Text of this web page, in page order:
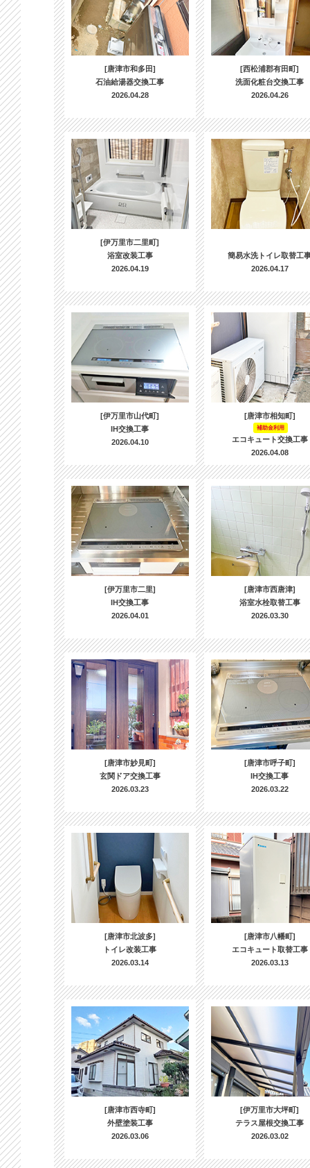
[唐津市和多田]
石油給湯器交換工事
2026.04.28
[西松浦郡有田町]
洗面化粧台交換工事
2026.04.26
[伊万里市二里町]
浴室改装工事
2026.04.19
簡易水洗トイレ取替工
2026.04.17
[伊万里市山代町]
IH交換工事
2026.04.10
[唐津市相知町]
補助金利用
エコキュート交換工事
2026.04.08
[伊万里市二里]
IH交換工事
2026.04.01
[唐津市西唐津]
浴室水栓取替工事
2026.03.30
[唐津市妙見町]
玄関ドア交換工事
2026.03.23
[唐津市呼子町]
IH交換工事
2026.03.22
[唐津市北波多]
トイレ改装工事
2026.03.14
[唐津市八幡町]
エコキュート取替工事
2026.03.13
[唐津市西寺町]
外壁塗装工事
2026.03.06
[伊万里市大坪町]
テラス屋根交換工事
2026.03.02